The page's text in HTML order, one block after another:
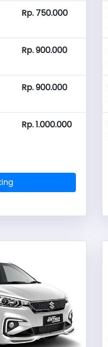
Rp. 750.000
Rp. 900.000
Rp. 900.000
Rp. 1.000.000